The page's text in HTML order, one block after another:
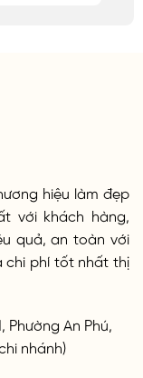
hiệu làm đẹp
với khách hàng,
quả, an toàn với
chi phí tốt nhất thị
Phường An Phú,
nhánh)